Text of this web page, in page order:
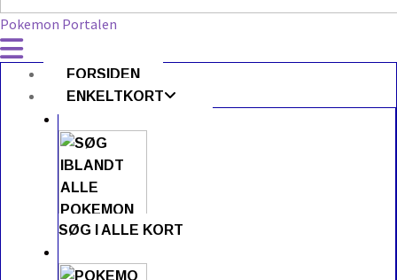
Pokemon Portalen
FORSIDEN
ENKELTKORT
SØG I ALLE KORT